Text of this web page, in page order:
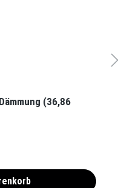
(36,86